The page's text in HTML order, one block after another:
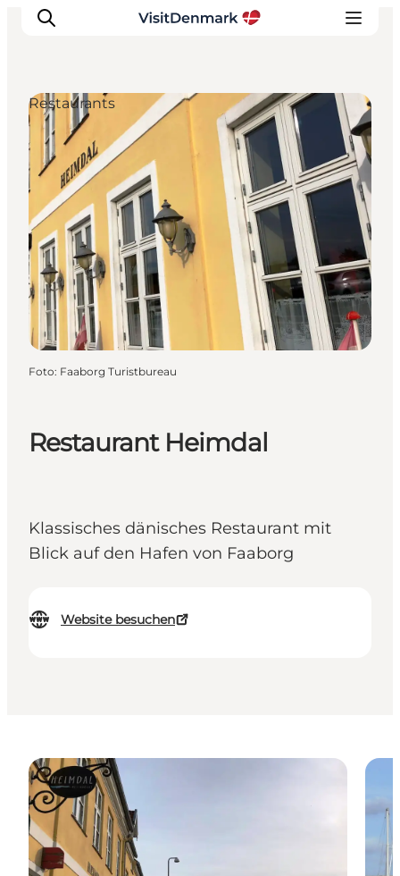
Inspiration
Regionen
Erlebnisse
Unterkünfte
Reiseplanung
Restaurant Heimdal
Klassisches dänisches Restaurant mit
Blick auf den Hafen von Faaborg
Website besuchen
Restaurants
Foto: Faaborg Turistbureau